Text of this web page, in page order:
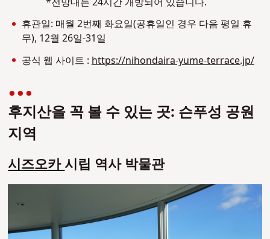
휴관일: 매월 2번째 화요일(공휴일인 경우 다음 평일 휴
무), 12월 26일-31일
공식 웹 사이트 :https://nihondaira-yume-terrace.jp/
후지산을 꼭 볼 수 있는 곳: 슨푸성 공원
지역
시즈오카시립 역사 박물관